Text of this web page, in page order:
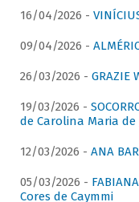
16/04/2026 -
09/04/2026 -
26/03/2026 - GRAZIE
19/03/2026 -
de Carolina Maria de
12/03/2026 - ANA
05/03/2026 -
Cores de Caymmi